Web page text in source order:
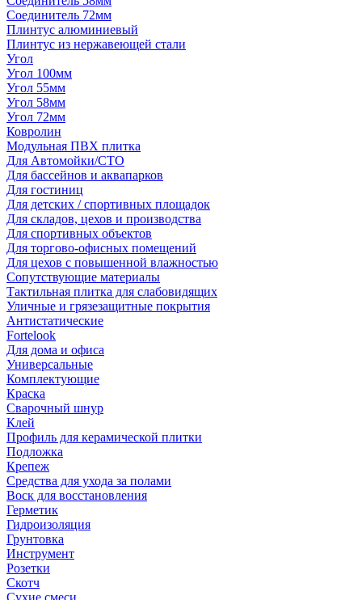
Соединитель 72мм
Плинтус алюминиевый
Плинтус из нержавеющей стали
Угол
Угол 100мм
Угол 55мм
Угол 58мм
Угол 72мм
Ковролин
Модульная ПВХ плитка
Для Автомойки/СТО
Для бассейнов и аквапарков
Для гостиниц
Для детских / спортивных площадок
Для складов, цехов и производства
Для спортивных объектов
Для торгово-офисных помещений
Для цехов с повышенной влажностью
Сопутствующие материалы
Тактильная плитка для слабовидящих
Уличные и грязезащитные покрытия
Антистатические
Fortelook
Для дома и офиса
Универсальные
Комплектующие
Краска
Сварочный шнур
Клей
Профиль для керамической плитки
Подложка
Крепеж
Средства для ухода за полами
Воск для восстановления
Герметик
Гидроизоляция
Грунтовка
Инструмент
Розетки
Скотч
Сухие смеси